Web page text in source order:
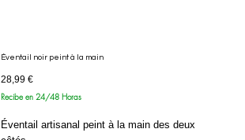
Éventail noir peint à la main
28,99 €Prix
Recibe en 24/48 Horas
Éventail artisanal peint à la main des deux